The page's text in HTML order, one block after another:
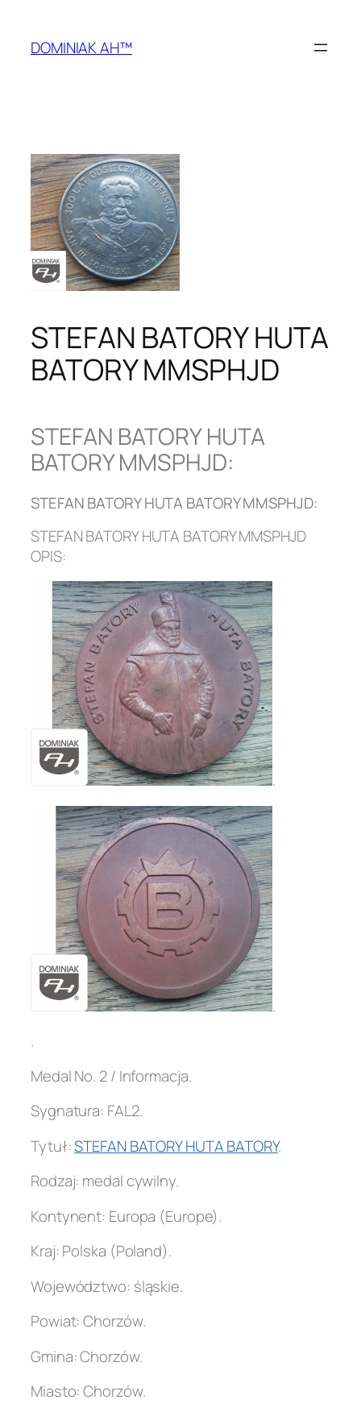
treściDOMINIAK AH™
STEFAN BATORY HUTA
BATORY MMSPHJD
STEFAN BATORY HUTA
BATORY MMSPHJD:
STEFAN BATORY HUTA BATORY MMSPHJD:
STEFAN BATORY HUTA BATORY MMSPHJD
OPIS:
.
.
.
Medal No. 2 / Informacja.
Sygnatura: FAL2.
Tytuł:STEFAN BATORY HUTA BATORY.
Rodzaj: medal cywilny.
Kontynent: Europa (Europe).
Kraj: Polska (Poland).
Województwo: śląskie.
Powiat: Chorzów.
Gmina: Chorzów.
Miasto: Chorzów.